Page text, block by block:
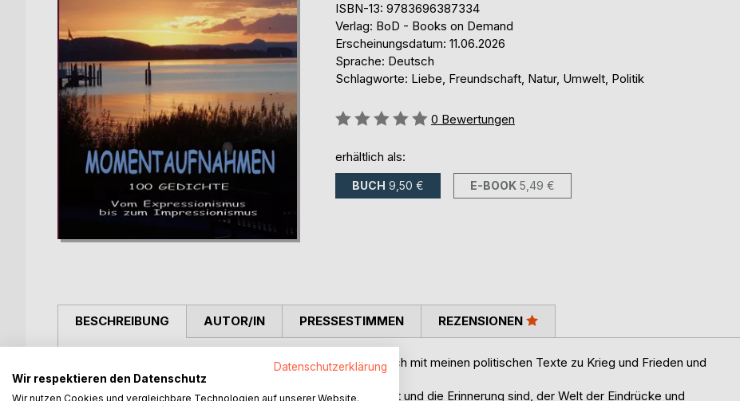
ISBN-13: 9783696387334
Verlag: BoD - Books on Demand
Erscheinungsdatum: 11.06.2026
Sprache: Deutsch
Schlagworte: Liebe, Freundschaft, Natur, Umwelt, Politik
Bewertung::
0 Bewertungen
erhältlich als:
BUCH 9,50 € E-BOOK 5,49 €
BESCHREIBUNG
Mit meinem Buch MOMENTAUFNAHMEN begebe ich mich mit meinen politischen Texte zu Krieg und Frieden und
zur Politik in die literarische Welt des Expressionismus.
Die Gedichte über die Liebe, die Freundschaft, die Heimat und die Erinnerung sind, der Welt der Eindrücke und
AUTOR/IN PRESSESTIMMEN REZENSIONEN
Datenschutzerklärung
Wir respektieren den Datenschutz
Wir nutzen Cookies und vergleichbare Technologien auf unserer Website.